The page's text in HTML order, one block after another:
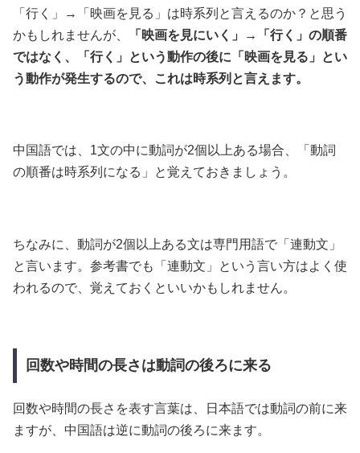
「行く」→「映画を見る」は時系列と言えるのか？と思う
かもしれませんが、
「映画を見にいく」→「行く」の順番
ではなく、「行く」という動作の後に「映画を見る」とい
う動作が発生するので、これは時系列と言えます。
中国語では、1文の中に動詞が2個以上ある場合、「動詞
の順番は時系列になる」と覚えておきましょう。
ちなみに、動詞が2個以上ある文は専門用語で「連動文」
と言います。参考書でも「連動文」という言い方はよく使
われるので、覚えておくといいかもしれません。
回数や時間の長さは動詞の後ろに来る
回数や時間の長さを表す言葉は、日本語では動詞の前に来
ますが、中国語は逆に動詞の後ろに来ます。